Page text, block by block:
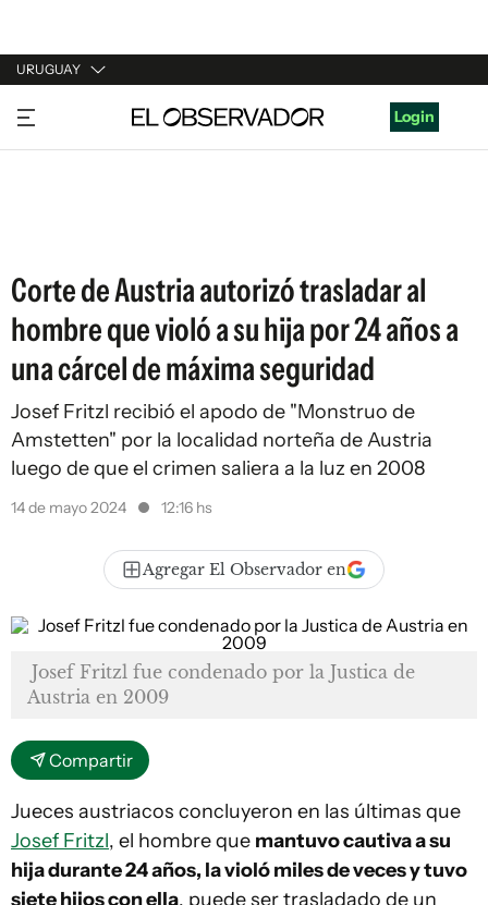
URUGUAY
URUGUAY
ARGENTINA
Login
Corte de Austria autorizó trasladar al
hombre que violó a su hija por 24 años a
una cárcel de máxima seguridad
Josef Fritzl recibió el apodo de "Monstruo de
Amstetten" por la localidad norteña de Austria
luego de que el crimen saliera a la luz en 2008
14 de mayo 2024 12:16 hs
Agregar El Observador en
Josef Fritzl fue condenado por la Justica de
Austria en 2009
Compartir
Jueces austriacos concluyeron en las últimas que
Josef Fritzl, el hombre que mantuvo cautiva a su
hija durante 24 años, la violó miles de veces y tuvo
siete hijos con ella, puede ser trasladado de un